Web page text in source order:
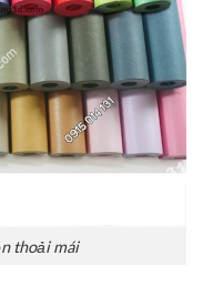
thoải mái